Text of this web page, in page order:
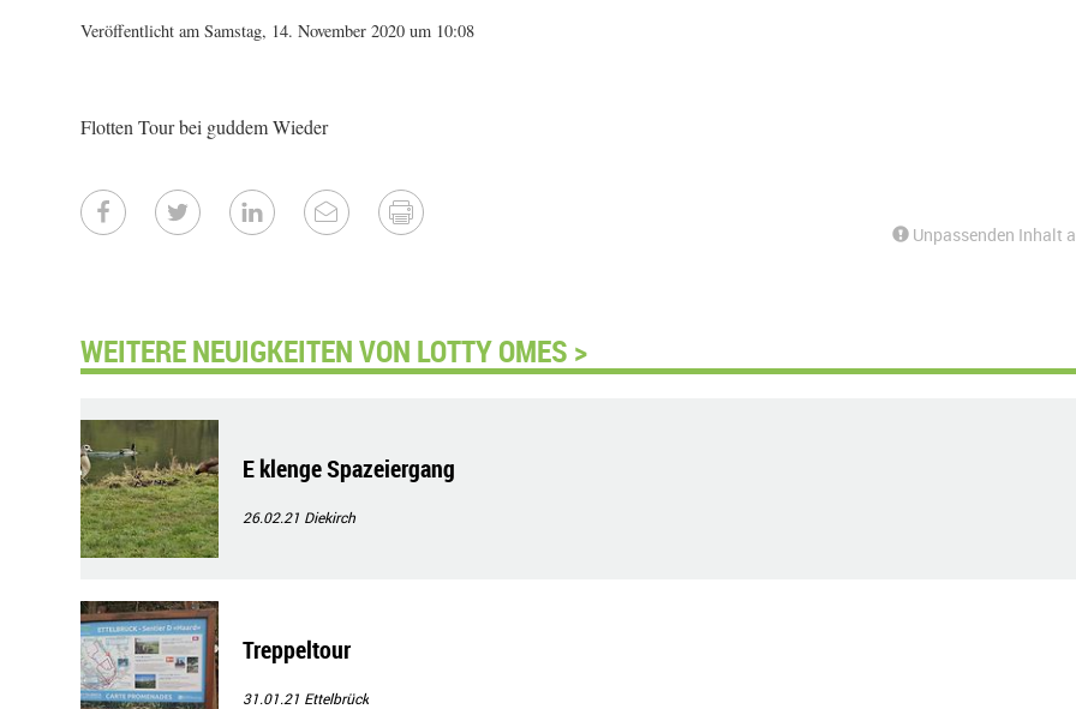
Veröffentlicht am Samstag, 14. November 2020 um 10:08
Flotten Tour bei guddem Wieder
Unpassenden Inhalt
WEITERE NEUIGKEITEN VON LOTTY OMES >
E klenge Spazeiergang
26.02.21 Diekirch
Treppeltour
31.01.21 Ettelbrück